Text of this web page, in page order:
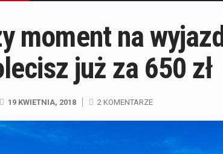
moment na
już za 650 zł
19 KWIETNIA, 2018 2 KOMENTARZE